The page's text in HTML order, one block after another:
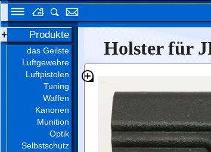
Produkte
das Geilste
Luftgewehre
Luftpistolen
Tuning
Waffen
Kanonen
Munition
Optik
Selbstschutz
Holster für